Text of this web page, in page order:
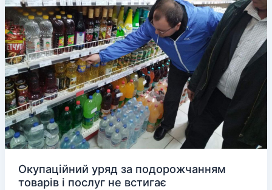
робив
Окупаційний уряд за подорожчанням
товарів і послуг не встигає